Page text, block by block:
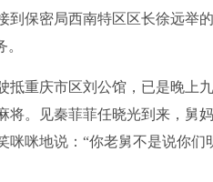
到保密局西南特区区长徐远举
重庆市区刘公馆，已是晚上
。见秦菲菲任晓光到来，舅
咪地说：“你老舅不是说你们